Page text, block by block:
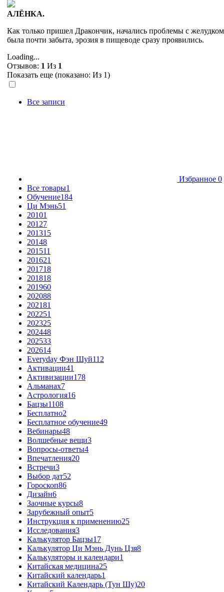
АЛЁНКА.
Как только пришел Дракончик, начались проблемы с
была почти забыта, эрозия в пищеводе сразу проявились.
Loading...
Отзывов: 1 Из 1
Показать еще (показано: Из 1)
Все записи
Избранное 0
Все товары1
Обучение184
Ци Мэнь51
20101
20127
201315
20148
201511
201621
201718
201818
201960
202088
202181
202251
202325
202448
202533
202614
Everyday Фэн Шуй112
Активации41
Активизации178
Альманах7
Астрология16
Бацзы1108
Бесплатно2
Бесплатное обучение49
Вебинары48
Волшебные вещи3
Вопросы-ответы4
Впечатления20
Встречи3
Выбор дат52
Гороскоп86
Дизайн6
Заочные курсы8
Зарубежный опыт5
Инструкция к применению25
Исследования3
Калькулятор Бацзы17
Калькулятор Ци Мэнь Дунь Цзя8
Калькуляторы и календари1
Китайская медицина25
Китайский календарь1
Китайский Календарь (Тун Шу)20